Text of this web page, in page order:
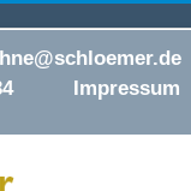
Impressum